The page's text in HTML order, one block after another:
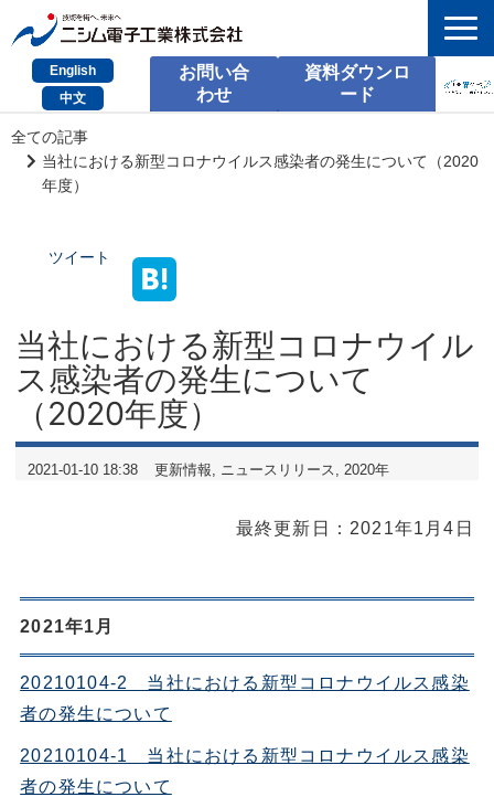
English
中文
お問い合
わせ
資料ダウンロ
ード
会社情報
サポート情報
お問い合わせ
全ての記事
当社における新型コロナウイルス感染者の発生について（2020
年度）
ツイート
当社における新型コロナウイル
ス感染者の発生について
（2020年度）
2021-01-10 18:38 更新情報 ニュースリリース 2020年
最終更新日：2021年1月4日
2021年1月
20210104-2 当社における新型コロナウイルス感染
者の発生について
20210104-1 当社における新型コロナウイルス感染
者の発生について